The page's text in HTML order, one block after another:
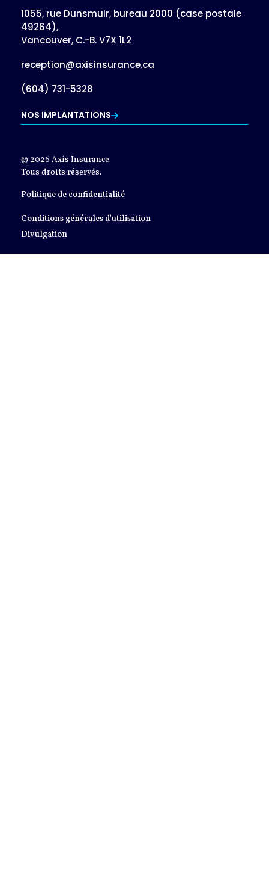
1055, rue Dunsmuir, bureau 2000 (case postale
49264),
Vancouver, C.-B. V7X 1L2
reception@axisinsurance.ca
(604) 731-5328
NOS IMPLANTATIONS
© 2026 Axis Insurance.
Tous droits réservés.
Politique de confidentialité
Conditions générales d'utilisation
Divulgation